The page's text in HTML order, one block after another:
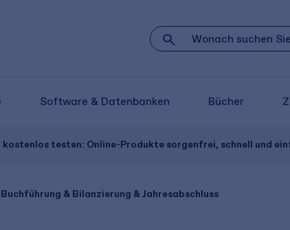
Software & Datenbanken Bücher
kostenlos testen: Online-Produkte sorgenfrei, schnell und
Buchführung & Bilanzierung & Jahresabschluss